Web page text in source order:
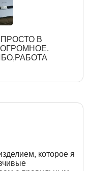
ПРОСТО В
которое я